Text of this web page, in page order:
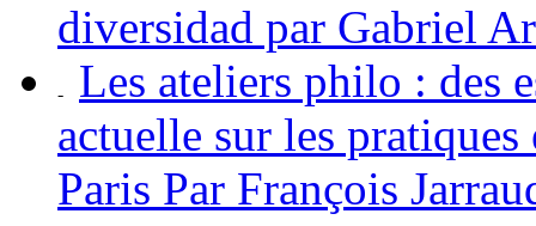
diversidad par Gabriel
Les ateliers philo : des
actuelle sur les
Paris Par François